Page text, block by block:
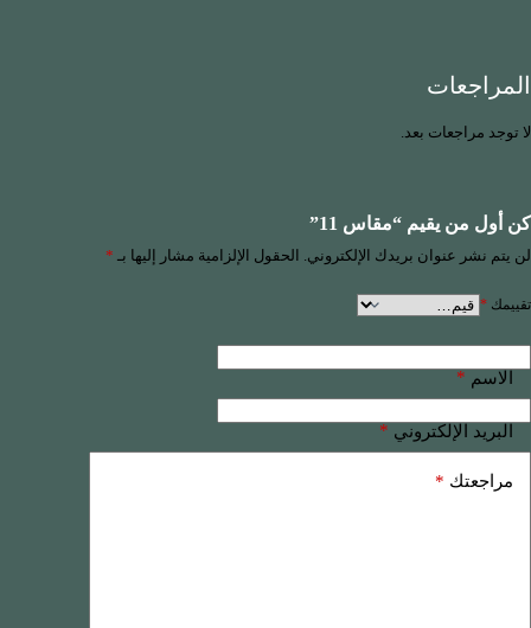
المراجعات
لا توجد مراجعات بعد.
كن أول من يقيم “مقاس 11”
لن يتم نشر عنوان بريدك الإلكتروني. الحقول الإلزامية مشار إليها بـ *
تقييمك *
الاسم *
البريد الإلكتروني *
مراجعتك *